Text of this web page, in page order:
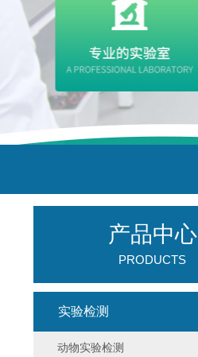
产品中心
PRODUCTS
实验检测
动物实验检测